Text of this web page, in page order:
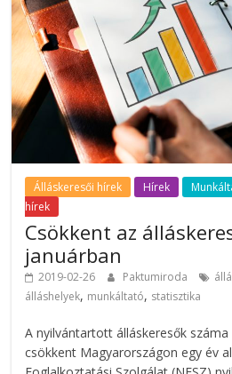
Álláskeresői hírek Hírek
hírek
Csökkent az
januárban
2019-02-26 Paktumiroda
álláshelyek, munkáltató, statisztika
A nyilvántartott álláskeresők száma
csökkent Magyarországon egy év